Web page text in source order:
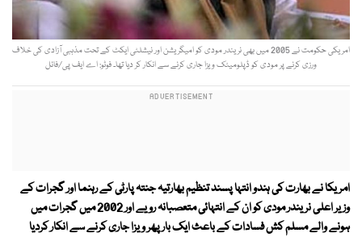
امریکی حکومت نے 2005 میں بھی نریندر مودی کو امیگریشن اور نیشلٹی ایکٹ کے تحت مذہبی آزادی کی خلاف
ورزی کرنے پر مودی کو ڈپلومیٹک ویزا جاری کرنے سے انکار کر دیا تھا۔ فوٹو: اے ایف پی/فائل
امریکا نے بھارت کی ہندو انتہا پسند تنظیم بھارتیہ جنتہ پارٹی کے رہنما اور گجرات کے
وزیر اعلی نریندر مودی کو ان کے انتہائی متعصبانہ رویے اور 2002 میں گجرات میں
ہونے والے مسلم کش فسادات کے باعث ایک بار پھر ویزا جاری کرنے سے انکار کردیا